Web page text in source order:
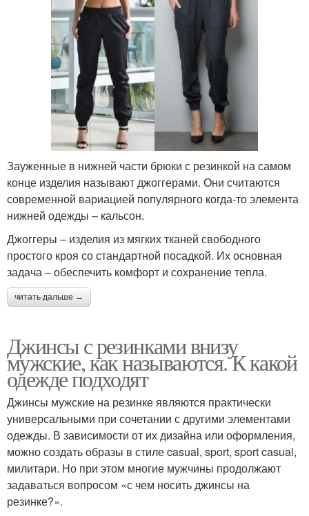
Зауженные в нижней части брюки с резинкой на самом
конце изделия называют джоггерами. Они считаются
современной вариацией популярного когда-то элемента
нижней одежды – кальсон.
Джоггеры – изделия из мягких тканей свободного
простого кроя со стандартной посадкой. Их основная
задача – обеспечить комфорт и сохранение тепла.
читать дальше →
Джинсы с резинками внизу
мужские, как называются. К какой
одежде подходят
Джинсы мужские на резинке являются практически
универсальными при сочетании с другими элементами
одежды. В зависимости от их дизайна или оформления,
можно создать образы в стиле casual, sport, sport casual,
милитари. Но при этом многие мужчины продолжают
задаваться вопросом «с чем носить джинсы на
резинке?».